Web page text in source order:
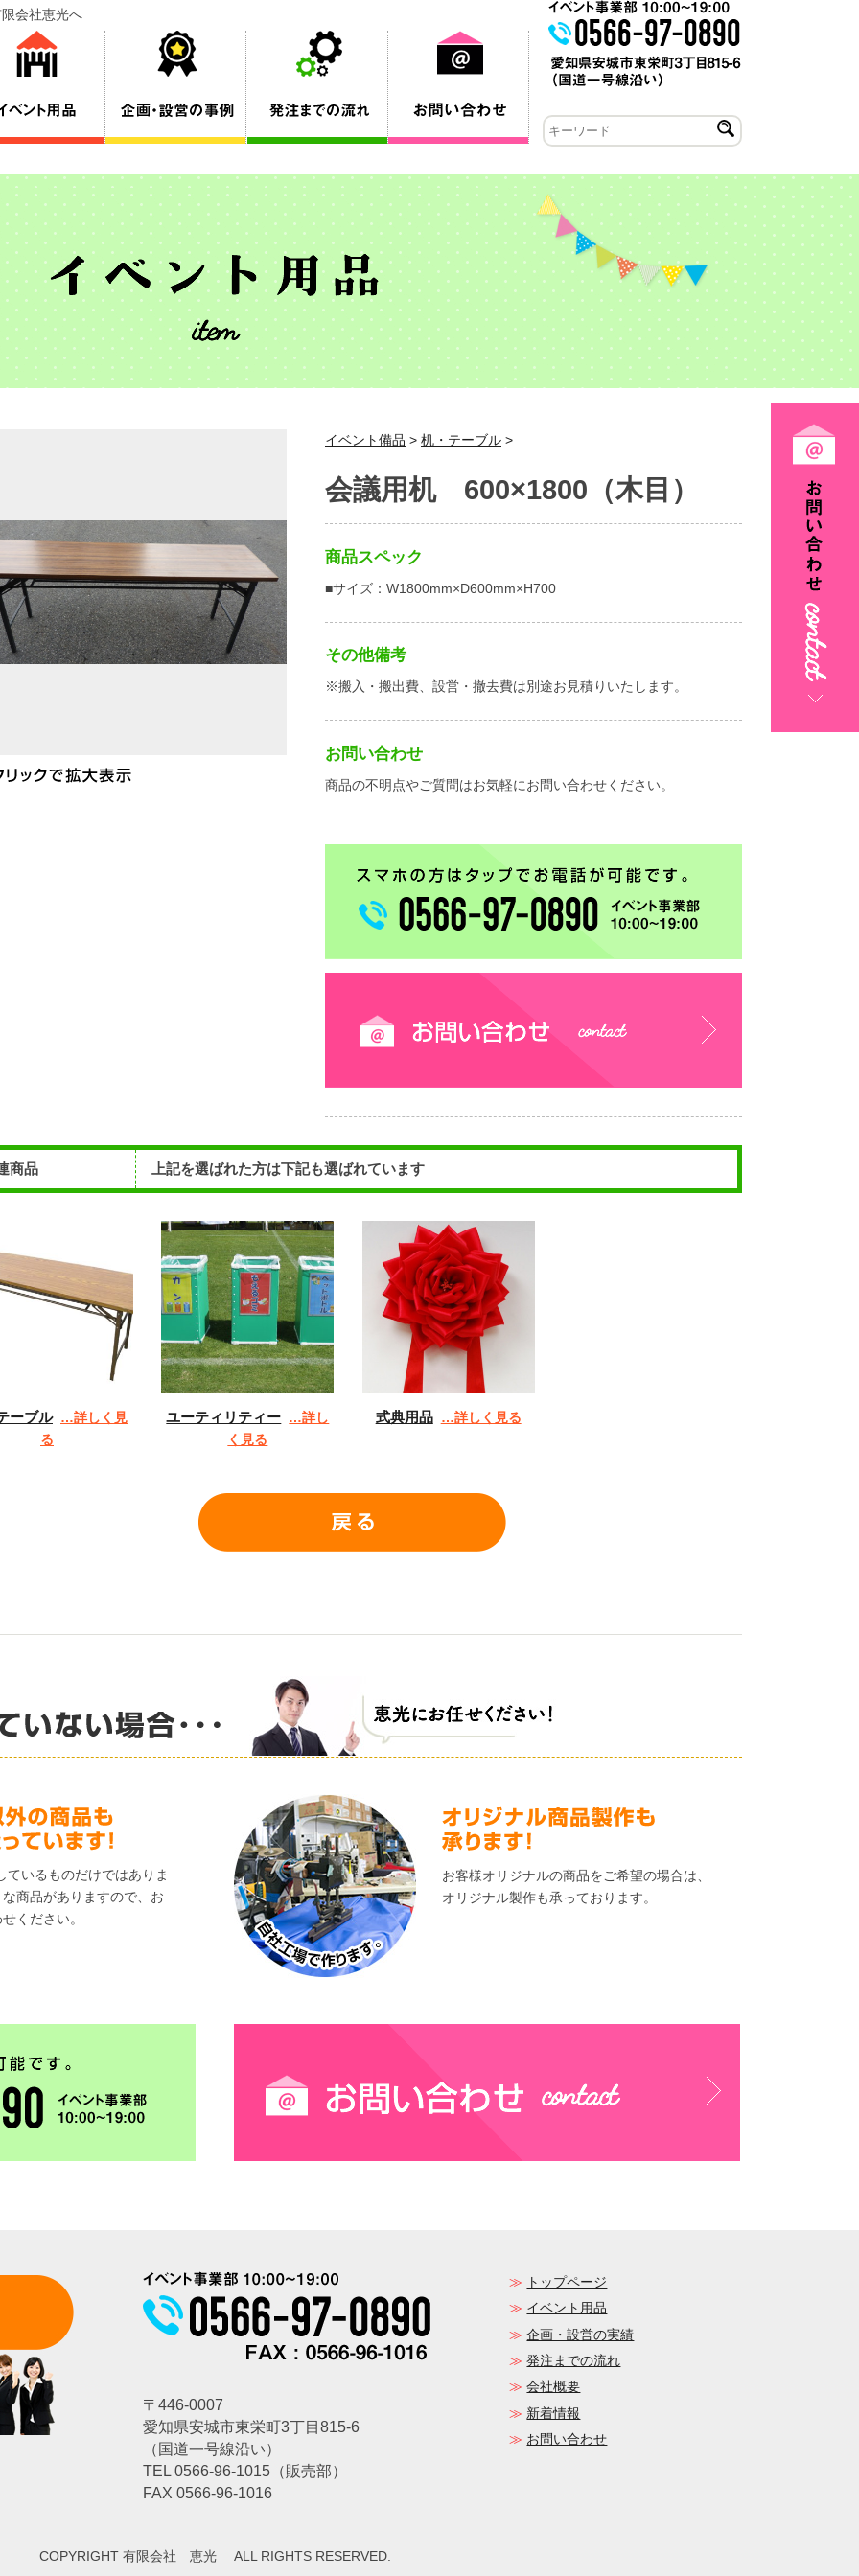
会社恵光へ
イベント備品 > 机・テーブル >
会議用机 600×1800（木目）
商品スペック
■サイズ：W1800mm×D600mm×H700
その他備考
※搬入・搬出費、設営・撤去費は別途お見積りいたします。
お問い合わせ
商品の不明点やご質問はお気軽にお問い合わせください。
商品 上記を選ばれた方は下記も選ばれています
ーブル …詳しく見
る
ユーティリティー …詳し
く見る
式典用品 …詳しく見る
ているものだけではありま
商品がありますので、お
ください。
お客様オリジナルの商品をご希望の場合は、
オリジナル製作も承っております。
トップページ
イベント用品
企画・設営の実績
発注までの流れ
会社概要
新着情報
お問い合わせ
〒446-0007
愛知県安城市東栄町3丁目815-6
（国道一号線沿い）
TEL 0566-96-1015 （販売部）
FAX 0566-96-1016
COPYRIGHT 有限会社 恵光 ALL RIGHTS RESERVED.